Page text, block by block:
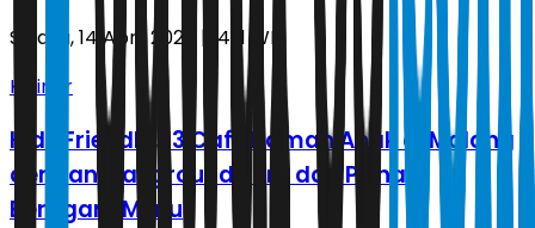
Selasa, 14 April 2026 | 14.11 WIB
Kuliner
Kids Friendly, 13 Cafe Ramah Anak di Malang
dengan Playground Seru dan Pilihan
Beragam Menu